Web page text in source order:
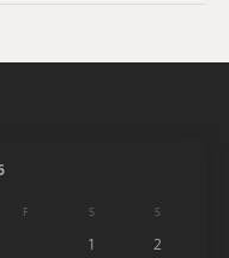
F S S
1
2